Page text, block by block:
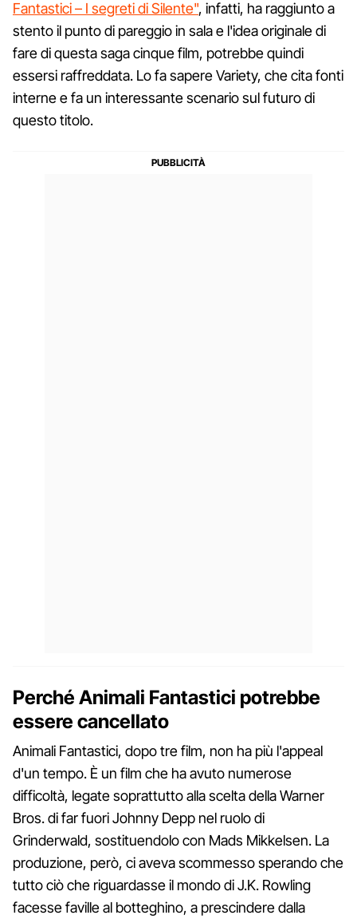
Fantastici – I segreti di Silente", infatti, ha raggiunto a
stento il punto di pareggio in sala e l'idea originale di
fare di questa saga cinque film, potrebbe quindi
essersi raffreddata. Lo fa sapere Variety, che cita fonti
interne e fa un interessante scenario sul futuro di
questo titolo.
Perché Animali Fantastici potrebbe
essere cancellato
Animali Fantastici, dopo tre film, non ha più l'appeal
d'un tempo. È un film che ha avuto numerose
difficoltà, legate soprattutto alla scelta della Warner
Bros. di far fuori Johnny Depp nel ruolo di
Grinderwald, sostituendolo con Mads Mikkelsen. La
produzione, però, ci aveva scommesso sperando che
tutto ciò che riguardasse il mondo di J.K. Rowling
facesse faville al botteghino, a prescindere dalla